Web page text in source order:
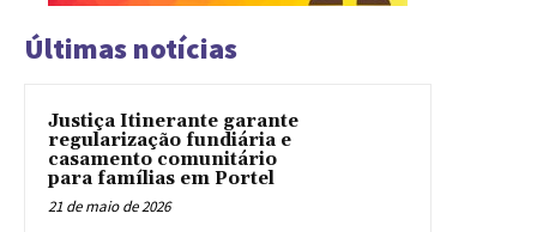
Últimas notícias
Justiça Itinerante garante
regularização fundiária e
casamento comunitário
para famílias em Portel
21 de maio de 2026